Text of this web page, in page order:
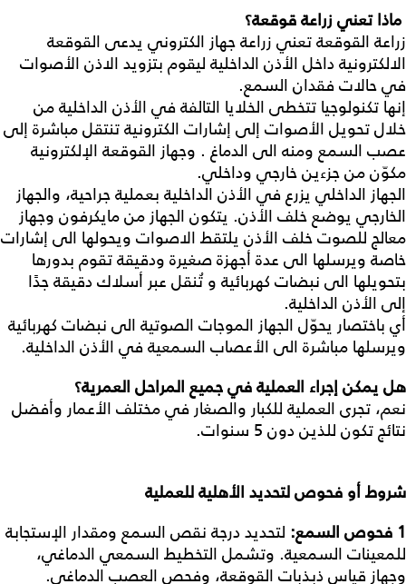
ماذا تعني زراعةقوقعة؟
زراعة القوقعة تعني زراعة جهاز الكتروني يدعى القوقعة
الالكترونية داخل الأذن الداخلية ليقوم بتزويد الاذن الأصوات
في حالات فقدان السمع.
إنها تكنولوجيا تتخطى الخلايا التالفة في الأذن الداخلية من
خلال تحويل الأصوات إلى إشارات الكترونية تنتقل مباشرة إلى
عصب السمع ومنه الى الدماغ . وجهاز القوقعة الإلكترونية
مكوّن من جزءين خارجي وداخلي.
الجهاز الداخلي يزرع في الأذن الداخلية بعملية جراحية، والجهاز
الخارجي يوضع خلف الأذن. يتكون الجهاز من مايكرفون وجهاز
معالج للصوت خلف الأذن يلتقط الاصوات ويحولها الى إشارات
خاصة ويرسلها الى عدة أجهزة صغيرة ودقيقة تقوم بدورها
بتحويلها الى نبضات كهربائية و تُنقل عبر أسلاك دقيقة جدًا
إلى الأذن الداخلية.
أي باختصار يحوّل الجهاز الموجات الصوتية الى نبضات كهربائية
ويرسلها مباشرة الى الأعصاب السمعية في الأذن الداخلية.
هل يمكنإجراء العمليةفيجميع المراحل العمرية؟
نعم، تجرى العملية للكبار والصغار في مختلف الأعمار وأفضل
نتائج تكون للذين دون 5 سنوات.
شروطأو فحوصلتحديد الأهليةللعملية
1 فحوص السمع: لتحديد درجة نقص السمع ومقدار الإستجابة
للمعينات السمعية. وتشمل التخطيط السمعي الدماغي،
وجهاز قياس ذبذبات القوقعة، وفحص العصب الدماغي.